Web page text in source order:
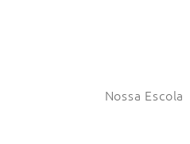
Nossa Escola